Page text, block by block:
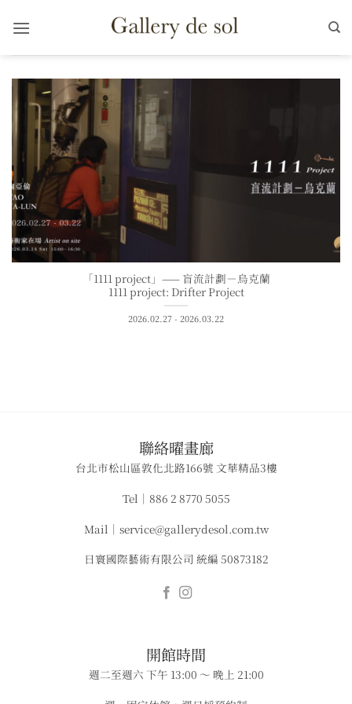
「1111 project」—— 盲流計劃－烏克蘭
1111 project: Drifter Project
2026.02.27 - 2026.03.22
​聯絡曜畫廊
台北市松山區敦化北路166號 文華精品3樓
Tel｜886 2 8770 5055
Mail｜service@gallerydesol.com.tw
日寰國際藝術有限公司 統編 50873182
​​開館時間
週二至週六 下午 13:00 ～ 晚上 21:00